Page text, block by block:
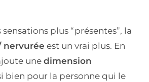
sensations plus “présentes”, la
nervurée est un vrai plus. En
une dimension
bien pour la personne qui le